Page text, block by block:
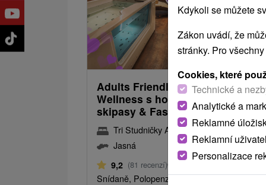
od1 498,77
Adults Friendly Hotel Tri
Wellness s horskou pláží,
skipasy & Fast Pass v ceně
Tri Studničky Adult friendly hotel Jasná
Jasná
9,2 (81 recenzí)Od 1 Noci
Snídaně, Polopenze
Kdykoli se můžete
Zákon uvádí, že
stránky. Pro
Cookies, které
Technické a
Analytické a
Reklamné
Reklamní
Personalizace